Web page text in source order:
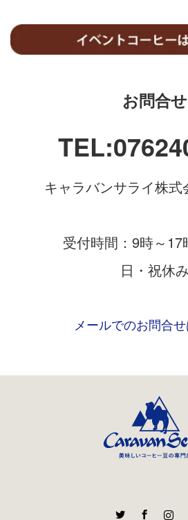
お問合せ
キャラバンサライ株
受付時間：9時～17
日・祝休み
メールでのお問合
Instagram
RSS